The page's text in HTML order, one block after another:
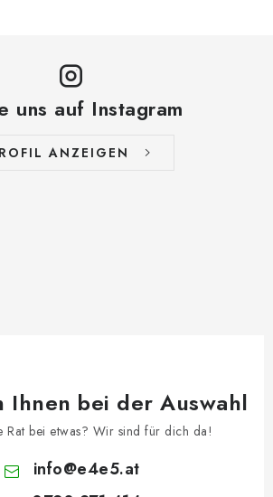
uns auf Instagram
ANZEIGEN
Ihnen bei der Auswahl
Rat bei etwas? Wir sind für dich da!
info@e4e5.at